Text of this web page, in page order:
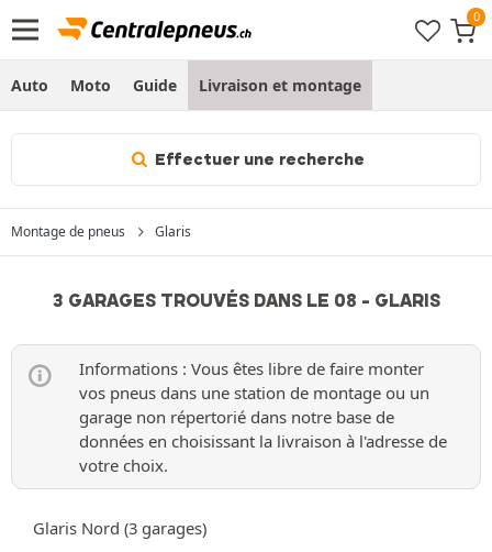
Auto Moto Guide Livraison et montage
Effectuer une recherche
Montage de pneus Glaris
3 GARAGES TROUVÉS DANS LE 08 - GLARIS
Informations : Vous êtes libre de faire monter
vos pneus dans une station de montage ou un
garage non répertorié dans notre base de
données en choisissant la livraison à l'adresse de
votre choix.
Glaris Nord (3 garages)